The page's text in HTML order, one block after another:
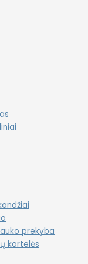
prekyba
kortelės